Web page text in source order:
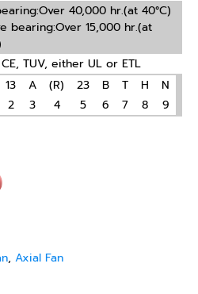
40,000 hr.(at 40°C)
bearing:Over 15,000 hr.(at
TUV, either UL or ETL
13 A (R) 23 B T H
N
2 3 4 5 6 7 8 9
, Axial Fan